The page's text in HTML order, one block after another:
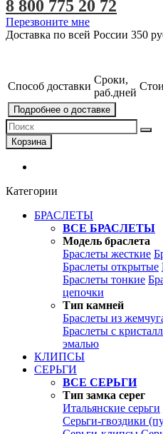
8 800 775 20 72
Перезвоните мне
Доставка по всей России 350
Способ доставки
Сроки,
раб.дней
Подробнее о доставке
Корзина
Категории
БРАСЛЕТЫ
ВСЕ БРАСЛЕТЫ
Модель браслета
Браслеты жесткие
Браслеты открытые
Браслеты тонкие
цепочки
Тип камней
Браслеты из
Браслеты с
эмалью
КЛИПСЫ
СЕРЬГИ
ВСЕ СЕРЬГИ
Тип замка серег
Итальянские серьги
Серьги-гвоздики